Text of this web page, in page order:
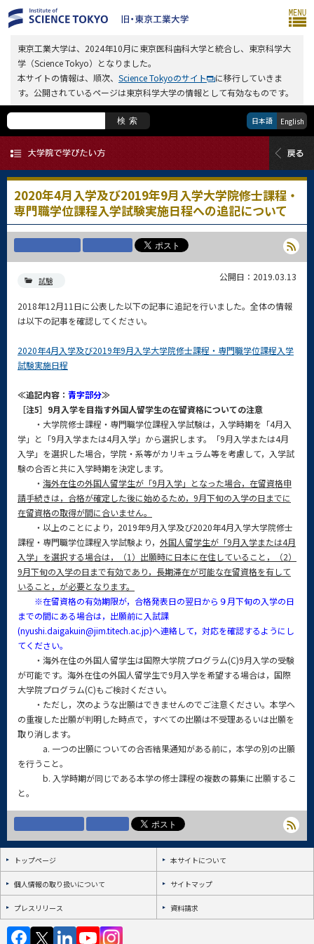
東京工業大学は、2024年10月に東京医科歯科大学と統合し、東京科学大
学（Science Tokyo）となりました。
本サイトの情報は、順次、 Science Tokyoのサイト
に移行していきま
す。公開されているページは東京科学大学の情報として有効なものです。
検索 日本語 English
2020年4月入学及び2019年9月入学大学院修士課程・
専門職学位課程入学試験実施日程への追記について
試験 公開日：2019.03.13
2018年12月11日に公表した以下の記事に追記を行いました。全体の情報
は以下の記事を確認してください。
2020年4月入学及び2019年9月入学大学院修士課程・専門職学位課程入学
試験実施日程
≪追記内容： 青字部分≫
［注5］9月入学を目指す外国人留学生の在留資格についての注意
・大学院修士課程・専門職学位課程入学試験は，入学時期を「4月入
学」と「9月入学または4月入学」から選択します。「9月入学または4月
入学」を選択した場合，学院・系等がカリキュラム等を考慮して，入学試
験の合否と共に入学時期を決定します。
・ 海外在住の外国人留学生が「9月入学」となった場合，在留資格申
請手続きは，合格が確定した後に始めるため，9月下旬の入学の日までに
在留資格の取得が間に合いません。
・以上のことにより，2019年9月入学及び2020年4月入学大学院修士
課程・専門職学位課程入学試験より， 外国人留学生が「9月入学または4月
入学」を選択する場合は，（1）出願時に日本に在住していること，（2）
9月下旬の入学の日まで有効であり，長期滞在が可能な在留資格を有して
いること，が必要となります。
※在留資格の有効期限が，合格発表日の翌日から９月下旬の入学の日
までの間にある場合は，出願前に入試課
(nyushi.daigakuin@jim.titech.ac.jp)へ連絡して，対応を確認するようにし
てください。
・海外在住の外国人留学生は国際大学院プログラム(C)9月入学の受験
が可能です。海外在住の外国人留学生で9月入学を希望する場合は，国際
大学院プログラム(C)もご検討ください。
・ただし，次のような出願はできませんのでご注意ください。本学へ
の重複した出願が判明した時点で，すべての出願は不受理あるいは出願を
取り消します。
a. 一つの出願についての合否結果通知がある前に，本学の別の出願
を行うこと。
b. 入学時期が同じである本学の修士課程の複数の募集に出願するこ
と。
トップページ 本サイトについて
個人情報の取り扱いについて サイトマップ
プレスリリース 資料請求